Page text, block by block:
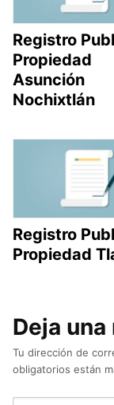
Registro
Propiedad
Asunción
Nochixtlán
Registro
Propiedad
Deja
Tu dirección de
obligatorios están